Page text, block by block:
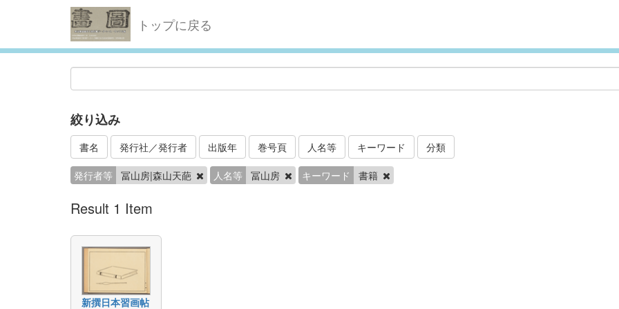
トップに戻る
絞り込み
書名 発行社／発行者 出版年 巻号頁 人名等 キーワード 分類
発行者等 冨山房|森山天葩 人名等 冨山房 キーワード 書籍
Result 1 Item
新撰日本習画帖